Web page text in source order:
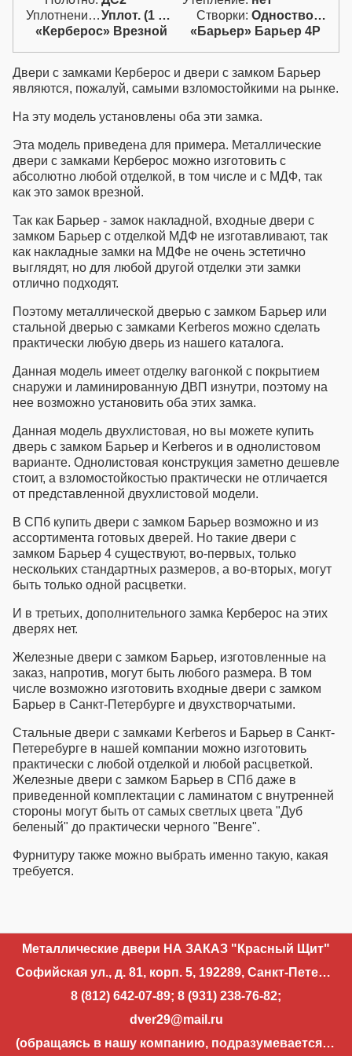
замками Барьер можно
считать самыми мощными и
взломостойкими. На эту
модель установлены оба эти
замка. В СПб можно купить
двери с замком Барьер и из
ассортимента готовых
Керберос на этой
металлической двери не
будет. Кроме этого, готовые
бывают только нескольких
стандартных размеров и
одной расцветки, а
индивидуальные железные
любого размера и расцветки.
Стальные двери с замками
Kerberos этой модели
относятся к среднему
ценовому классу. Можно
купить дверь с замком
Барьер и Керберос и с
другой отделкой, как
попроще, так и дороже той,
которая в данной
комплектации. Эти замки
барьер и Керберос можно
другую металлическую
дверь из нашего каталога,
при этом это могут быть как
двери с замком Барьер 4,
так и двери с замком Барьер
Уплотнение:
Уплот. (1 конт.) Створки:
Одностворчатая (А)
«Керберос» Врезной
«Барьер» Барьер 4Р
Двери с замками Керберос и двери с замком Барьер
являются, пожалуй, самыми взломостойкими на рынке.
На эту модель установлены оба эти замка.
Эта модель приведена для примера. Металлические
двери с замками Керберос можно изготовить с
абсолютно любой отделкой, в том числе и с МДФ, так
как это замок врезной.
Так как Барьер - замок накладной, входные двери с
замком Барьер с отделкой МДФ не изготавливают, так
как накладные замки на МДФе не очень эстетично
выглядят, но для любой другой отделки эти замки
отлично подходят.
Поэтому металлической дверью с замком Барьер или
стальной дверью с замками Kerberos можно сделать
практически любую дверь из нашего каталога.
Данная модель имеет отделку вагонкой с покрытием
снаружи и ламинированную ДВП изнутри, поэтому на
нее возможно установить оба этих замка.
Данная модель двухлистовая, но вы можете купить
дверь с замком Барьер и Kerberos и в однолистовом
варианте. Однолистовая конструкция заметно дешевле
стоит, а взломостойкостью практически не отличается
от представленной двухлистовой модели.
В СПб купить двери с замком Барьер возможно и из
ассортимента готовых дверей. Но такие двери с
замком Барьер 4 существуют, во-первых, только
нескольких стандартных размеров, а во-вторых, могут
быть только одной расцветки.
И в третьих, дополнительного замка Керберос на этих
дверях нет.
Железные двери с замком Барьер, изготовленные на
заказ, напротив, могут быть любого размера. В том
числе возможно изготовить входные двери с замком
Барьер в Санкт-Петербурге и двухстворчатыми.
Стальные двери с замками Kerberos и Барьер в Санкт-
Петеребурге в нашей компании можно изготовить
практически с любой отделкой и любой расцветкой.
Железные двери с замком Барьер в СПб даже в
приведенной комплектации с ламинатом с внутренней
стороны могут быть от самых светлых цвета "Дуб
беленый" до практически черного "Венге".
Фурнитуру также можно выбрать именно такую, какая
требуется.
Металлические двери НА ЗАКАЗ "Красный Щит"
Софийская ул., д. 81, корп. 5, 192289, Санкт-Петербург
8 (812) 642-07-89; 8 (931) 238-76-82;
dver29@mail.ru
(обращаясь в нашу компанию, подразумевается, что вы разрешаете использовать свои контактные данные для уточнения деталей запроса и направления ответа на запрос)